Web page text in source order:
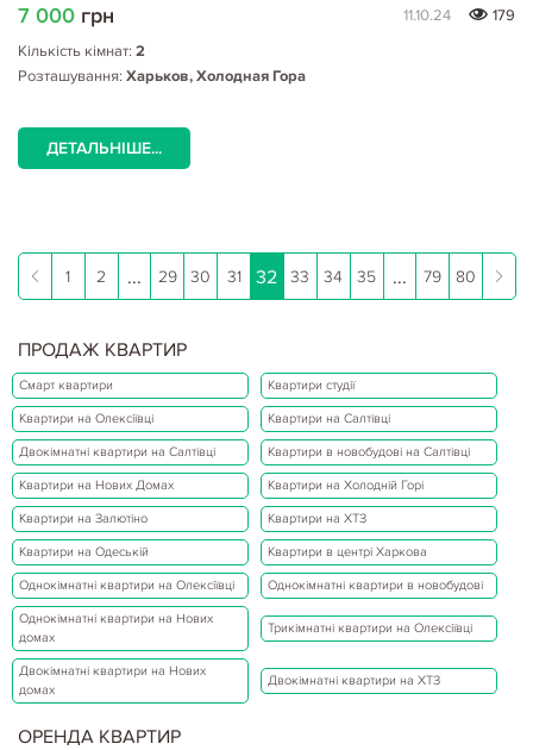
7 000 грн 11.10.24
179
Кількість кімнат: 2
Розташування: Харьков, Холодная Гора
ДЕТАЛЬНІШЕ...
1 2 ... 29 30 31 32 33 34 35 ... 79 80
ПРОДАЖ КВАРТИР
Смарт квартири Квартири студії
Квартири на Олексіївці Квартири на Салтівці
Двокімнатні квартири на Салтівці Квартири в новобудові на Салтівці
Квартири на Нових Домах Квартири на Холодній Горі
Квартири на Залютіно Квартири на ХТЗ
Квартири на Одеській Квартири в центрі Харкова
Однокімнатні квартири на Олексіївці Однокімнатні квартири в новобудові
Однокімнатні квартири на Нових
домах
Трикімнатні квартири на Олексіївці
Двокімнатні квартири на Нових
домах
Двокімнатні квартири на ХТЗ
ОРЕНДА КВАРТИР